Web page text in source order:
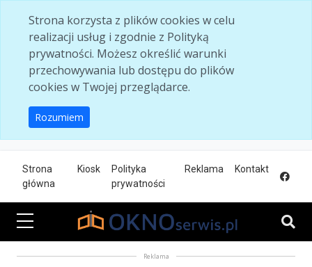
Strona korzysta z plików cookies w celu
realizacji usług i zgodnie z Polityką
prywatności. Możesz określić warunki
przechowywania lub dostępu do plików
cookies w Twojej przeglądarce.
Rozumiem
Strona
główna
Kiosk
Polityka
prywatności
Reklama Kontakt
Reklama